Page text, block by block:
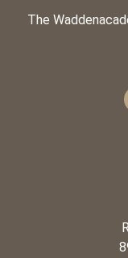
The